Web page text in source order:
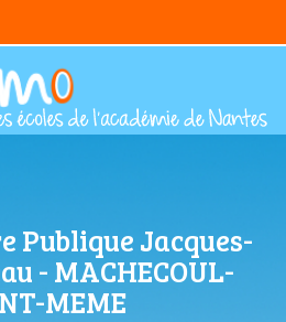
Publique Jacques-
- MACHECOUL-
MEME